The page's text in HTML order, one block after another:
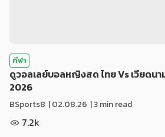
กีฬา
ดูวอลเลย์บอลหญิงสด ไทย Vs เวียดน
2026
BSports8 |02.08.26 | 3 min read
7.2k